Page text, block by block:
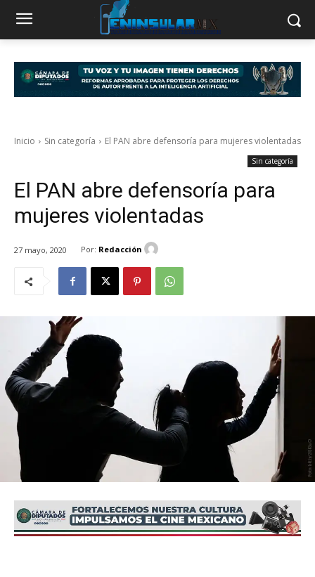
Inicio Sin categoría El PAN abre defensoría para mujeres violentadas
Sin categoría
El PAN abre defensoría para
mujeres violentadas
27 mayo, 2020 Por: Redacción